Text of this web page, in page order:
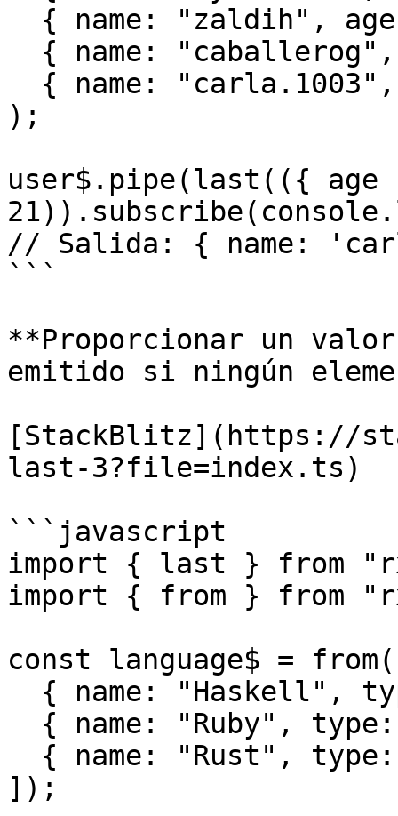
);
user$.pipe(last(({ age
// Salida: { name:
```
**Proporcionar un
emitido si ningún
[StackBlitz](https://
last-3?file=index.ts)
```javascript
import { last } from
import { from } from
const language$ =
]);